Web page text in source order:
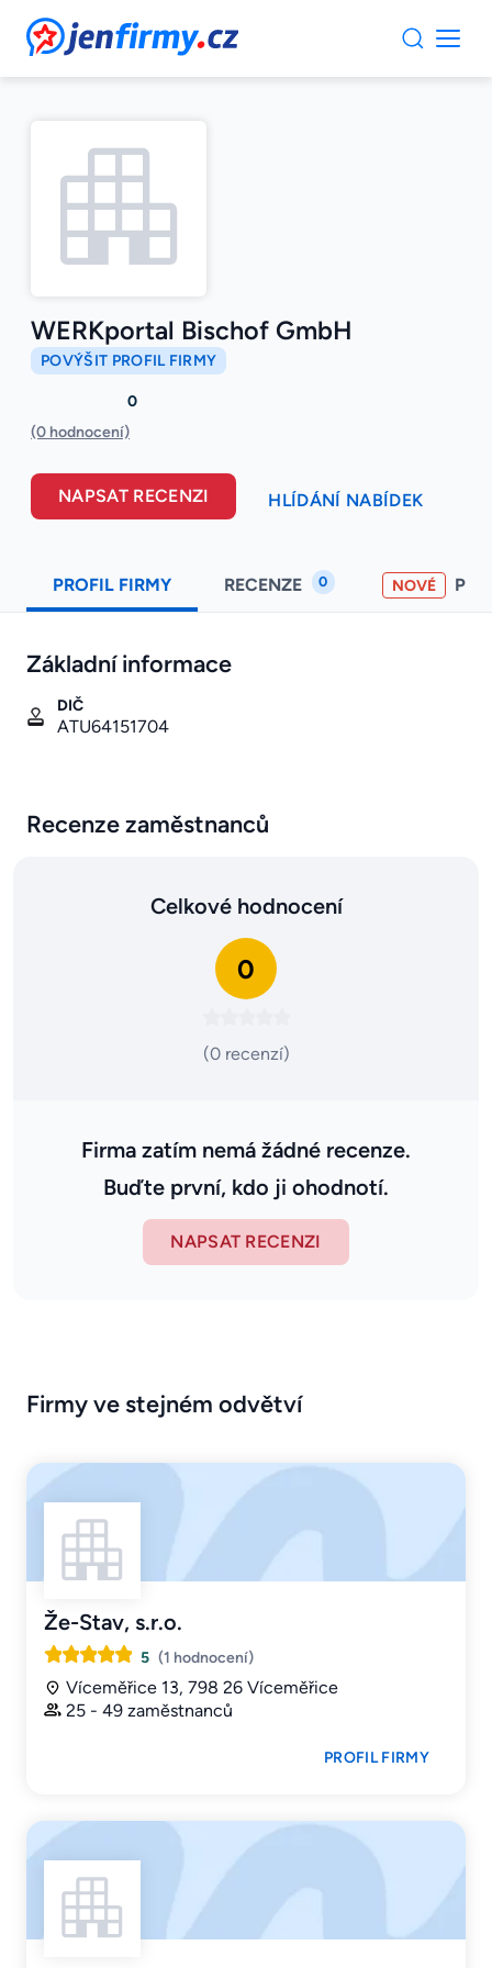
JenFirmy.cz
WERKportal Bischof GmbH
POVÝŠIT PROFIL FIRMY
0
(0 hodnocení)
NAPSAT RECENZI HLÍDÁNÍ NABÍDEK
PROFIL FIRMY RECENZE 0 NOVÉ
Základní informace
DIČ
ATU64151704
Recenze zaměstnanců
Celkové hodnocení
0
(0 recenzí)
Firma zatím nemá žádné recenze.
Buďte první, kdo ji ohodnotí.
NAPSAT RECENZI
Firmy ve stejném odvětví
Že-Stav, s.r.o.
5 (1 hodnocení)
Víceměřice 13, 798 26 Víceměřice
25 - 49 zaměstnanců
PROFIL FIRMY